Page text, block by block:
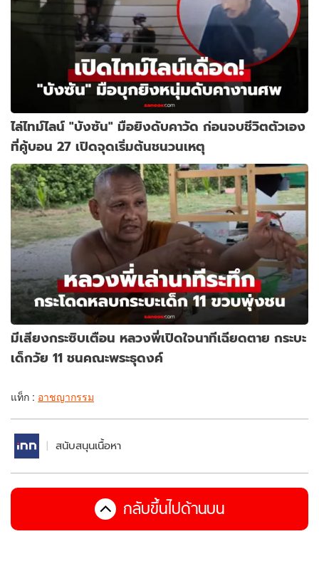
ไล่ไทม์ไลน์ "บังซัน" มือยิงดับคาวัด ก่อนจบชีวิตตัวเอง
ที่คู้บอน 27 เปิดจุดเริ่มต้นชนวนเหตุ
มีเสียงกระซิบเตือน หลวงพี่เปิดใจนาทีเฉียดตาย กระบะ
เด็กวัย 11 ชนคณะพระธุดงค์
แท็ก : อาชญากรรม
สนับสนุนเนื้อหา
กลับขึ้นไปด้านบน